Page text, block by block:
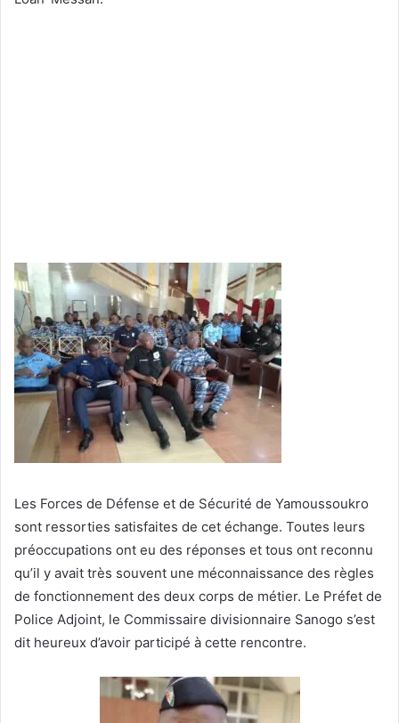
Les Forces de Défense et de Sécurité de Yamoussoukro
sont ressorties satisfaites de cet échange. Toutes leurs
préoccupations ont eu des réponses et tous ont reconnu
qu’il y avait très souvent une méconnaissance des règles
de fonctionnement des deux corps de métier. Le Préfet de
Police Adjoint, le Commissaire divisionnaire Sanogo s’est
dit heureux d’avoir participé à cette rencontre.